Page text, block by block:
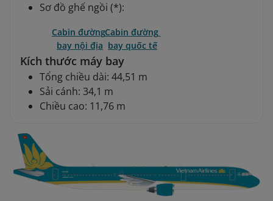
Sơ đồ ghế ngồi (*):
Cabin đường
bay nội địa
Cabin đường
bay quốc tế
Kích thước máy bay
Tổng chiều dài: 44,51 m
Sải cánh: 34,1 m
Chiều cao: 11,76 m